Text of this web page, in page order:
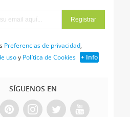
Preferencias de privacidad,
usoy Política de Cookies + Info
SÍGUENOS EN